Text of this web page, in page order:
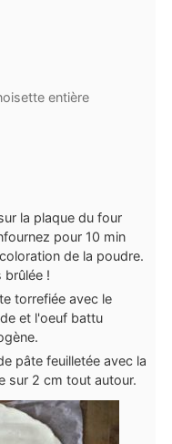
entière
la plaque du four
pour 10 min
de la poudre.
brûlée !
torrefiée avec le
et l'oeuf battu
pâte feuilletée avec la
sur 2 cm tout autour.